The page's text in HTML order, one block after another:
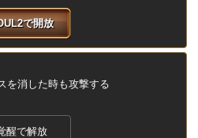
で開放
を消した時も攻撃する
醒で解放